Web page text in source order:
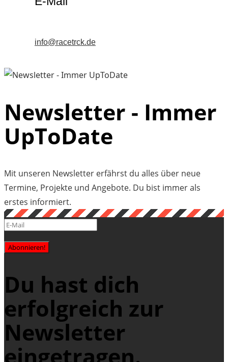
info@racetrck.de
Newsletter - Immer
UpToDate
Mit unseren Newsletter erfährst du alles über neue
Termine, Projekte und Angebote. Du bist immer als
erstes informiert.
Abonnieren!
Du hast dich
erfolgreich zur
Newsletter